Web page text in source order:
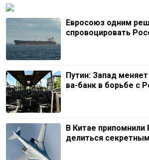
Евросоюз одним
спровоцировать
Путин: Запад
ва-банк в борьбе с
В Китае припомнили
делиться